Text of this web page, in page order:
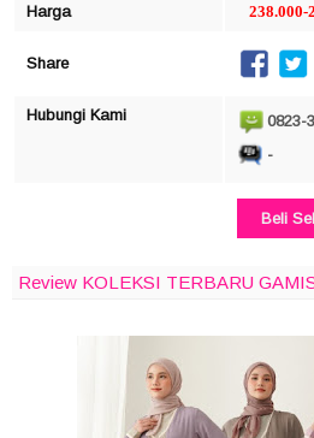
Harga 238.000-
Share
Hubungi Kami
0823-
-
Beli
Review KOLEKSI TERBARU